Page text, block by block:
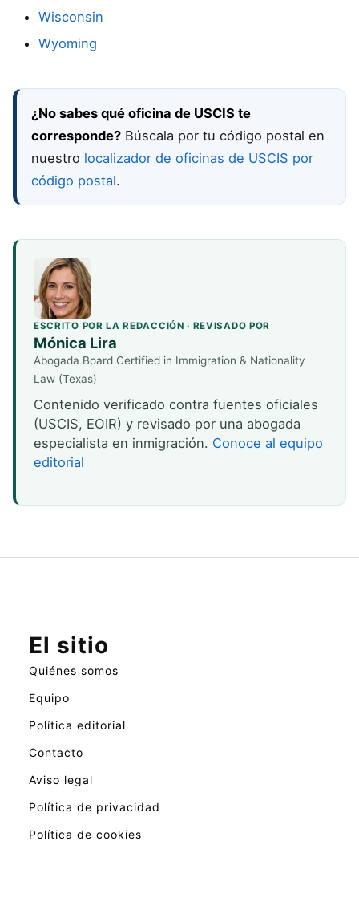
Wisconsin
Wyoming
¿No sabes qué oficina de USCIS te
corresponde? Búscala por tu código postal en
nuestro localizador de oficinas de USCIS por
código postal.
ESCRITO POR LA REDACCIÓN · REVISADO POR
Mónica Lira
Abogada Board Certified in Immigration & Nationality
Law (Texas)
Contenido verificado contra fuentes oficiales
(USCIS, EOIR) y revisado por una abogada
especialista en inmigración. Conoce al equipo
editorial
El sitio
Quiénes somos
Equipo
Política editorial
Contacto
Aviso legal
Política de privacidad
Política de cookies